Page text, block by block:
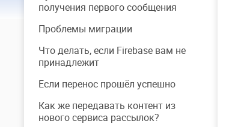
получения первого сообщения
Проблемы миграции
Что делать, если Firebase вам не
принадлежит
Если перенос прошёл успешно
Как же передавать контент из
нового сервиса рассылок?